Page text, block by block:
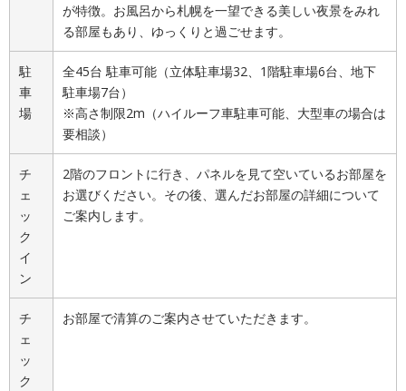
が特徴。お風呂から札幌を一望できる美しい夜景をみれ
る部屋もあり、ゆっくりと過ごせます。
駐
車
場
全45台 駐車可能（立体駐車場32、1階駐車場6台、地下
駐車場7台）
※高さ制限2m（ハイルーフ車駐車可能、大型車の場合は
要相談）
チ
ェ
ッ
ク
イ
ン
2階のフロントに行き、パネルを見て空いているお部屋を
お選びください。その後、選んだお部屋の詳細について
ご案内します。
チ
ェ
ッ
ク
お部屋で清算のご案内させていただきます。